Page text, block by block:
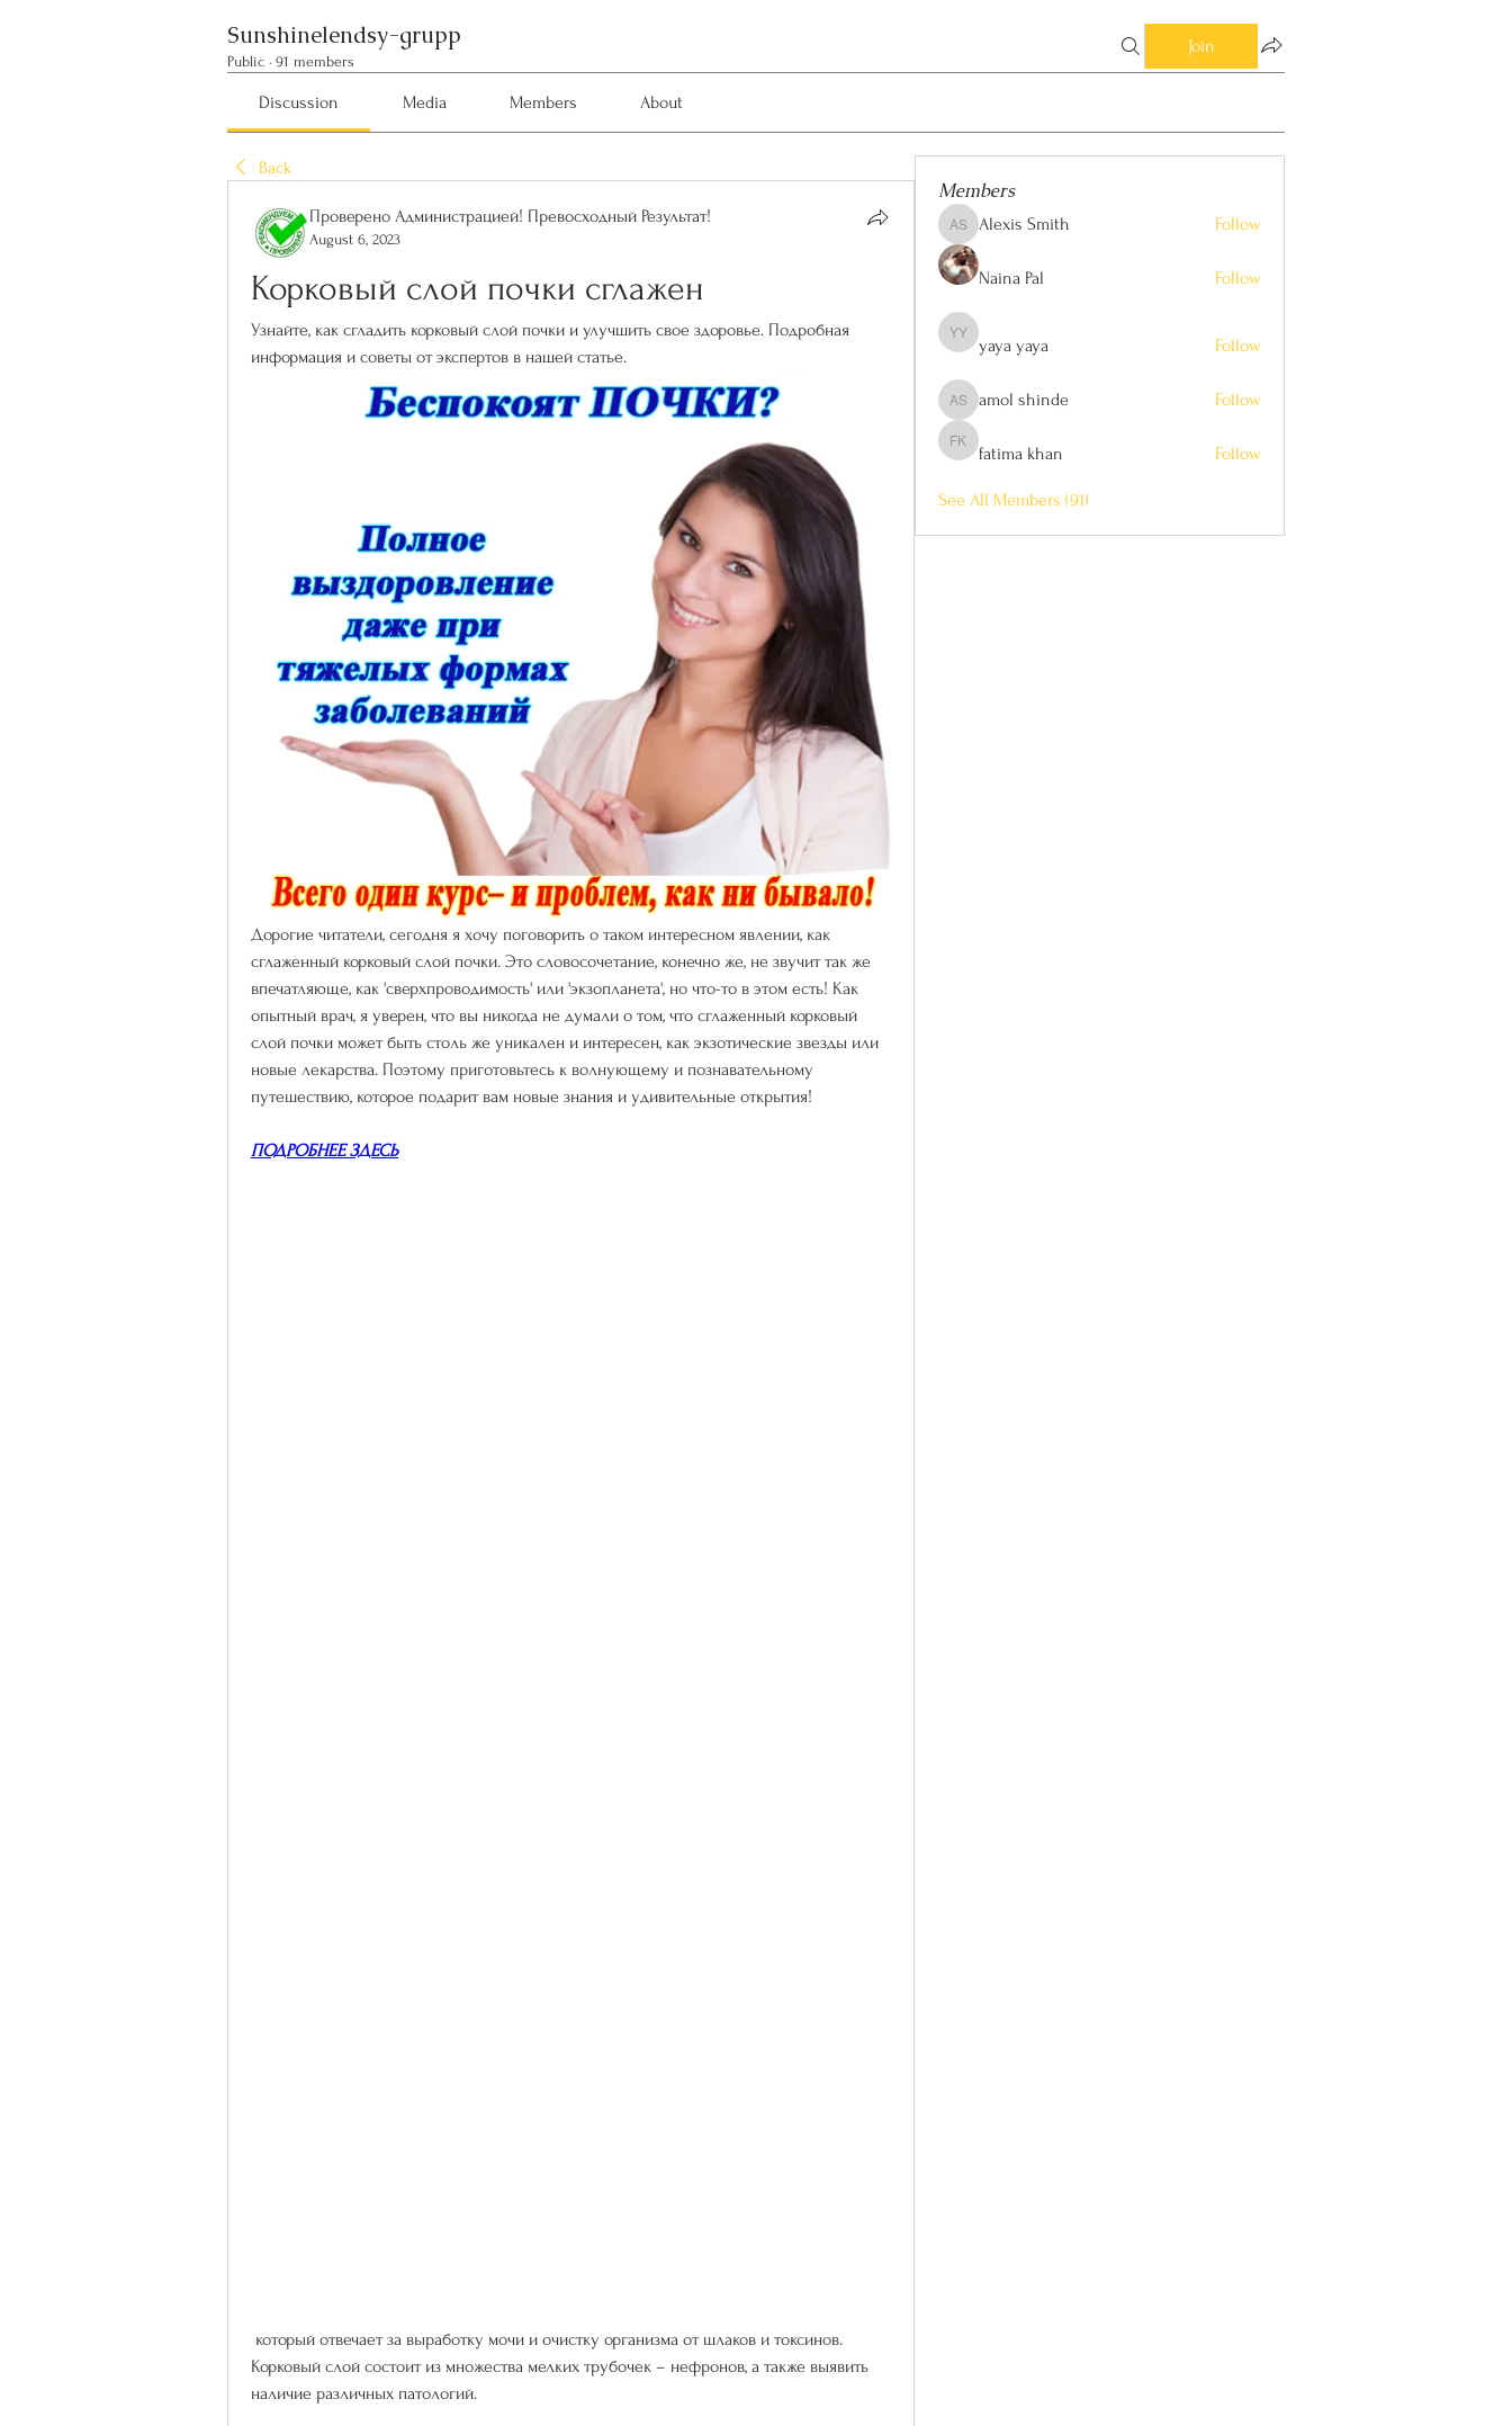
Sunshinelendsy-grupp
Public · 91 members
Join
Discussion Media Members About
Back
Проверено Администрацией! Превосходный Результат!
August 6, 2023
Корковый слой почки сглажен
Узнайте, как сгладить корковый слой почки и улучшить свое здоровье. Подробная
информация и советы от экспертов в нашей статье.
Дорогие читатели, сегодня я хочу поговорить о таком интересном явлении, как
сглаженный корковый слой почки. Это словосочетание, конечно же, не звучит так же
впечатляюще, как 'сверхпроводимость' или 'экзопланета', но что-то в этом есть! Как
опытный врач, я уверен, что вы никогда не думали о том, что сглаженный корковый
слой почки может быть столь же уникален и интересен, как экзотические звезды или
новые лекарства. Поэтому приготовьтесь к волнующему и познавательному
путешествию, которое подарит вам новые знания и удивительные открытия!
ПОДРОБНЕЕ ЗДЕСЬ
Корковый слой состоит из множества мелких трубочек – нефронов, а также выявить
наличие различных патологий.
Members
Alexis Smith
Alexis Smith Follow
Naina Pal Follow
yaya yaya
yaya yaya Follow
amol shinde
amol shinde Follow
fatima khan
fatima khan Follow
See All Members (91)